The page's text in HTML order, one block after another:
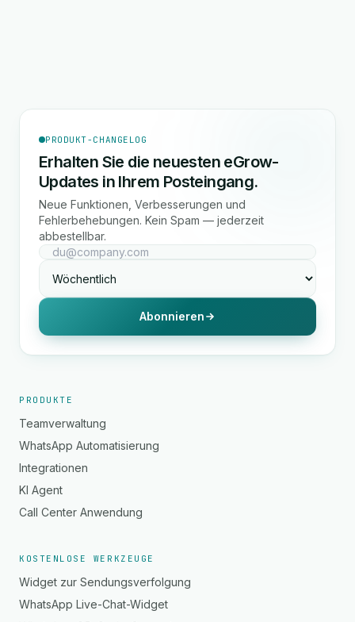
PRODUKT-CHANGELOG
Erhalten Sie die neuesten eGrow-
Updates in Ihrem Posteingang.
Neue Funktionen, Verbesserungen und
Fehlerbehebungen. Kein Spam — jederzeit
abbestellbar.
Abonnieren
PRODUKTE
Teamverwaltung
WhatsApp Automatisierung
Integrationen
KI Agent
Call Center Anwendung
KOSTENLOSE WERKZEUGE
Widget zur Sendungsverfolgung
WhatsApp Live-Chat-Widget